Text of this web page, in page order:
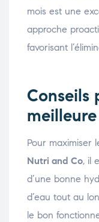
mois est une
approche
favorisant
Conseils
Pour maximiser
Nutri and Co, il
d’une bonne
d’eau tout au
le bon